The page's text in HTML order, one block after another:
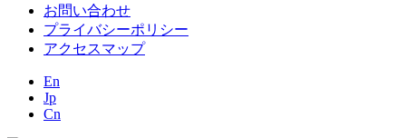
お問い合わせ
プライバシーポリシー
アクセスマップ
En
Jp
Cn